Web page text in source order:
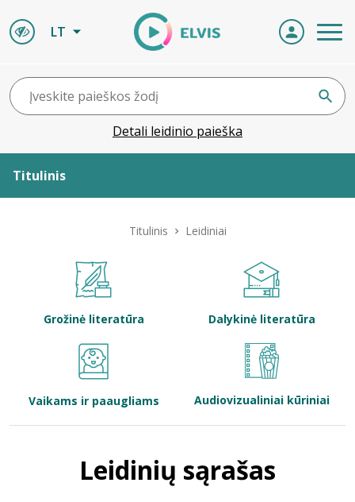
LT
Detali leidinio paieška
Titulinis
Bibliotekoms
Titulinis Leidiniai
Grožinė literatūra Dalykinė literatūra
Vaikams ir paaugliams Audiovizualiniai kūriniai
Leidinių sąrašas